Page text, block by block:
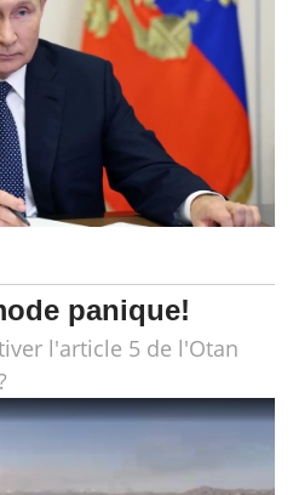
panique!
l'article 5 de l'Otan